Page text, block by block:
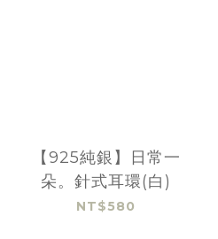
【925純銀】日常一
朵。針式耳環(白)
NT$580